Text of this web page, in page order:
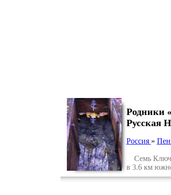
Родники
Русская
Россия »
Семь
в 3.6 км